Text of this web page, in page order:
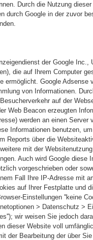
Durch die Nutzung
durch Google in der zuvor
der Google Inc.,
die auf Ihrem Computer
ermöglicht. Google Adsense
von Informationen.
auf der
Web Beacon erzeugten
werden an einen Server
Informationen benutzen,
Reports über die
mit der
Auch wird Google diese
vorgeschrieben oder
Fall Ihre IP-Adresse mit
auf Ihrer Festplatte und
Einstellungen ''keine
> Datenschutz >
wir weisen Sie jedoch
dieser Website voll
der Bearbeitung der über